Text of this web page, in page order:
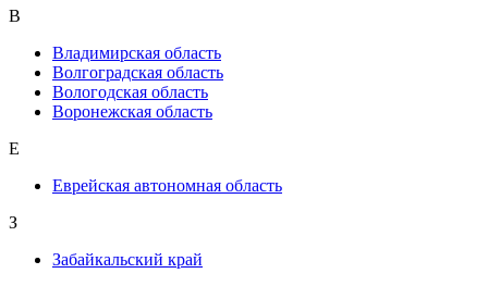
В
Владимирская область
Волгоградская область
Вологодская область
Воронежская область
Е
Еврейская автономная область
З
Забайкальский край